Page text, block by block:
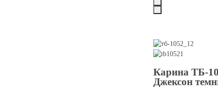
Карина ТБ-
Джексон